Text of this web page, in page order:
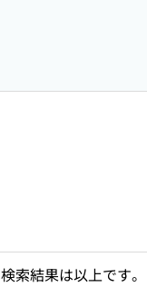
検索結果は以上です。